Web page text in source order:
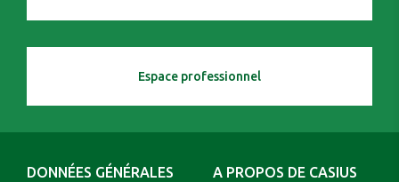
Espace professionnel
DONNÉES GÉNÉRALES A PROPOS DE CASIUS